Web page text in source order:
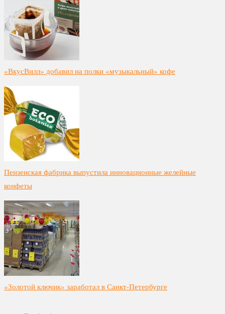
«ВкусВилл» добавил на полки «музыкальный» кофе
Пензенская фабрика выпустила инновационные желейные
конфеты
«Золотой ключик» заработал в Санкт-Петербурге